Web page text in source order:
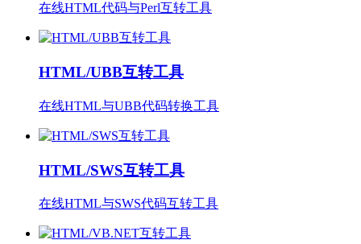
在线HTML代码与Perl互转工具
HTML/UBB互转工具
在线HTML与UBB代码转换工具
HTML/SWS互转工具
在线HTML与SWS代码互转工具